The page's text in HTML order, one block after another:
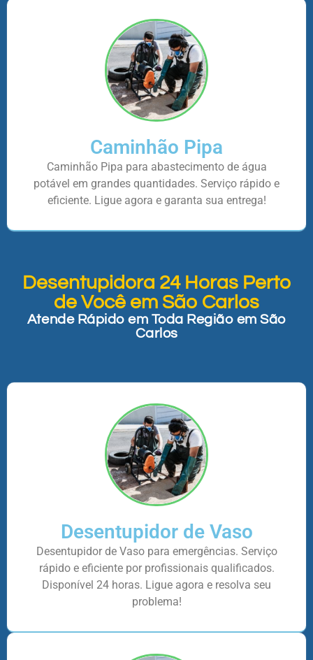
Caminhão Pipa
Caminhão Pipa para abastecimento de água
potável em grandes quantidades. Serviço rápido e
eficiente. Ligue agora e garanta sua entrega!
Desentupidora 24 Horas Perto
de Você em São Carlos
Atende Rápido em Toda Região em São
Carlos
Desentupidor de Vaso
Desentupidor de Vaso para emergências. Serviço
rápido e eficiente por profissionais qualificados.
Disponível 24 horas. Ligue agora e resolva seu
problema!